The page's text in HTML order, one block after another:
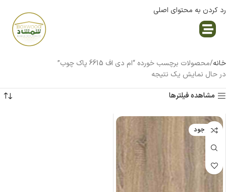
رد کردن به محتوای اصلی
خانه محصولات برچسب خورده “ام دی اف 6615 پاک چوب”
در حال نمایش یک نتیجه
مشاهده فیلترها
ناموجود